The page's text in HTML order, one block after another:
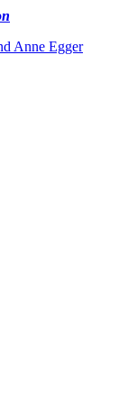
Anne Egger